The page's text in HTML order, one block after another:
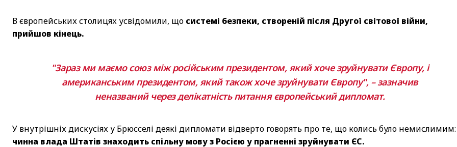
В європейських столицях усвідомили, що системі безпеки, створеній після Другої світової війни,
прийшов кінець.
"Зараз ми маємо союз між російським президентом, який хоче зруйнувати Європу, і
американським президентом, який також хоче зруйнувати Європу", – зазначив
неназваний через делікатність питання європейський дипломат.
У внутрішніх дискусіях у Брюсселі деякі дипломати відверто говорять про те, що колись було немислимим:
чинна влада Штатів знаходить спільну мову з Росією у прагненні зруйнувати ЄС.